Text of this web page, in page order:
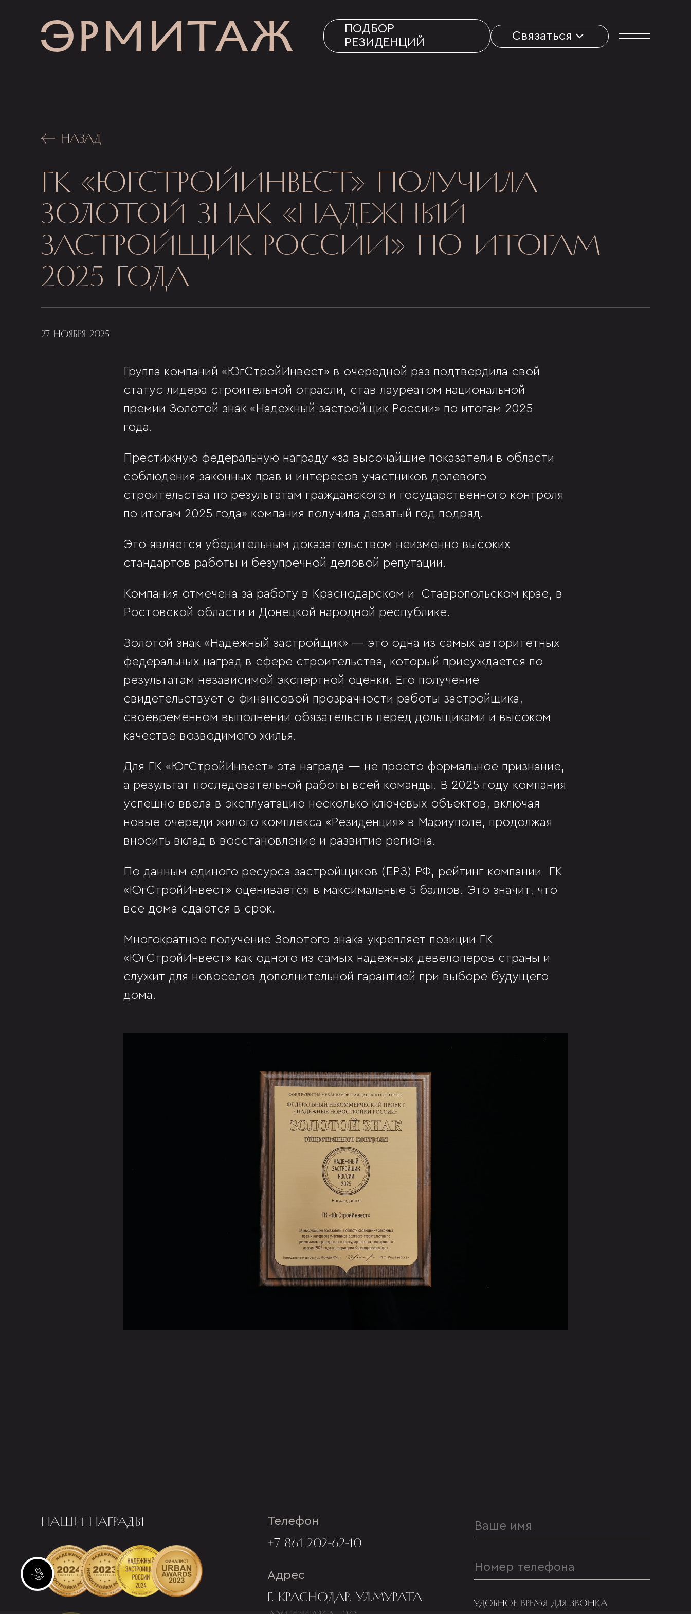
Инвестиционные лоты
ПОДБОР
РЕЗИДЕНЦИЙ
Связаться
НАЗАД
ГК «ЮГСТРОЙИНВЕСТ» ПОЛУЧИЛА
ЗОЛОТОЙ ЗНАК «НАДЕЖНЫЙ
ЗАСТРОЙЩИК РОССИИ» ПО ИТОГАМ
2025 ГОДА
27 НОЯБРЯ 2025
Группа компаний «ЮгСтройИнвест» в очередной раз подтвердила свой
статус лидера строительной отрасли, став лауреатом национальной
премии Золотой знак «Надежный застройщик России» по итогам 2025
года.
Престижную федеральную награду «за высочайшие показатели в области
соблюдения законных прав и интересов участников долевого
строительства по результатам гражданского и государственного контроля
по итогам 2025 года» компания получила девятый год подряд.
Это является убедительным доказательством неизменно высоких
стандартов работы и безупречной деловой репутации.
Компания отмечена за работу в Краснодарском и Ставропольском крае, в
Ростовской области и Донецкой народной республике.
Золотой знак «Надежный застройщик» — это одна из самых авторитетных
федеральных наград в сфере строительства, который присуждается по
результатам независимой экспертной оценки. Его получение
свидетельствует о финансовой прозрачности работы застройщика,
своевременном выполнении обязательств перед дольщиками и высоком
качестве возводимого жилья.
Для ГК «ЮгСтройИнвест» эта награда — не просто формальное признание,
а результат последовательной работы всей команды. В 2025 году компания
успешно ввела в эксплуатацию несколько ключевых объектов, включая
новые очереди жилого комплекса «Резиденция» в Мариуполе, продолжая
вносить вклад в восстановление и развитие региона.
По данным единого ресурса застройщиков (ЕРЗ) РФ, рейтинг компании ГК
«ЮгСтройИнвест» оценивается в максимальные 5 баллов. Это значит, что
все дома сдаются в срок.
Многократное получение Золотого знака укрепляет позиции ГК
«ЮгСтройИнвест» как одного из самых надежных девелоперов страны и
служит для новоселов дополнительной гарантией при выборе будущего
дома.
НАШИ НАГРАДЫ Телефон
+7 861 202-62-10
Адрес
Г. КРАСНОДАР, УЛ.МУРАТА
УДОБНОЕ ВРЕМЯ ДЛЯ ЗВОНКА